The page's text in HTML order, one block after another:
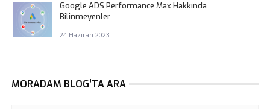
Google ADS Performance Max Hakkında
Bilinmeyenler
24 Haziran 2023
MORADAM BLOG’TA ARA